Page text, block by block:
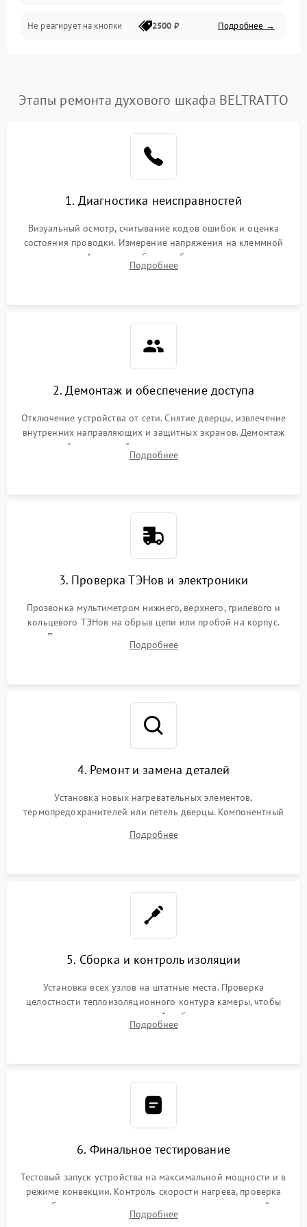
Не реагирует на кнопки 2500 ₽ Подробнее →
Этапы ремонта духового шкафа BELTRATTO
1. Диагностика неисправностей
Визуальный осмотр, считывание кодов ошибок и оценка
состояния проводки. Измерение напряжения на клеммной
колодке. Анализ жалоб на проблемы с нагревом,
конвекцией, панелью управления или блокировкой дверцы.
Подробнее
2. Демонтаж и обеспечение доступа
Отключение устройства от сети. Снятие дверцы, извлечение
внутренних направляющих и защитных экранов. Демонтаж
задней или верхней панели для прямого доступа к
нагревательным элементам, плате и вентиляторам.
Подробнее
3. Проверка ТЭНов и электроники
Прозвонка мультиметром нижнего, верхнего, грилевого и
кольцевого ТЭНов на обрыв цепи или пробой на корпус.
Диагностика термостата, датчиков температуры,
переключателя режимов и мотора конвекции.
Подробнее
4. Ремонт и замена деталей
Установка новых нагревательных элементов,
термопредохранителей или петель дверцы. Компонентный
выгоревших реле, восстановление контактов и замена
Подробнее
5. Сборка и контроль изоляции
Установка всех узлов на штатные места. Проверка
целостности теплоизоляционного контура камеры, чтобы
исключить перегрев кухонной мебели и потерю тепла.
Надежная фиксация клемм и сборка корпуса шкафа.
Подробнее
6. Финальное тестирование
Тестовый запуск устройства на максимальной мощности и в
режиме конвекции. Контроль скорости нагрева, проверка
срабатывания термостата при достижении заданной
температуры и тест на отсутствие утечек тока.
Подробнее